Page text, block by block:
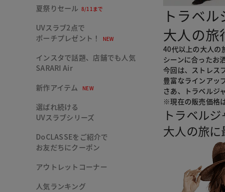
夏祭りセール 8/11まで
UVスラブ2点で
ポーチプレゼント！
NEW
インスタで話題、店舗でも人気
SARARI Air
新作アイテム
NEW
選ばれ続ける
UVスラブシリーズ
DoCLASSEをご紹介で
お友だちにクーポン
アウトレットコーナー
人気ランキング
トラベ
大人の旅
40代以上の大人の
シーンに合ったお
今回は、ストレス
豊富なラインアッ
さあ、トラベルジ
※現在の販売価格
トラベル
大人の旅に